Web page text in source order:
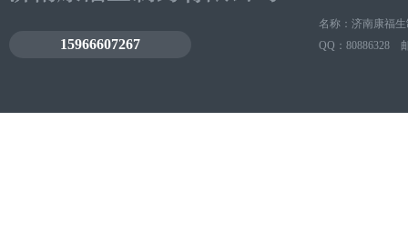
15966607267
名称：济南康福
QQ：80886328